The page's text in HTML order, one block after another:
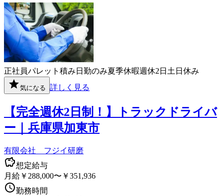
正社員パレット積み 日勤のみ夏季休暇週休2日 土日休み
気になる 詳しく見る
【完全週休2日制！】トラックドライバ
ー｜兵庫県加東市
有限会社 フジイ研磨
想定給与
月給￥288,000〜￥351,936
勤務時間